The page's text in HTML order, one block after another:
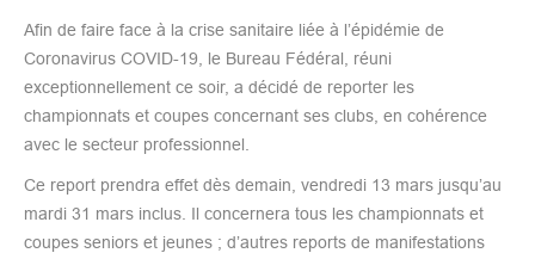
Afin de faire face à la crise sanitaire liée à l’épidémie de
Coronavirus COVID-19, le Bureau Fédéral, réuni
exceptionnellement ce soir, a décidé de reporter les
championnats et coupes concernant ses clubs, en cohérence
avec le secteur professionnel.
Ce report prendra effet dès demain, vendredi 13 mars jusqu’au
mardi 31 mars inclus. Il concernera tous les championnats et
coupes seniors et jeunes ; d’autres reports de manifestations